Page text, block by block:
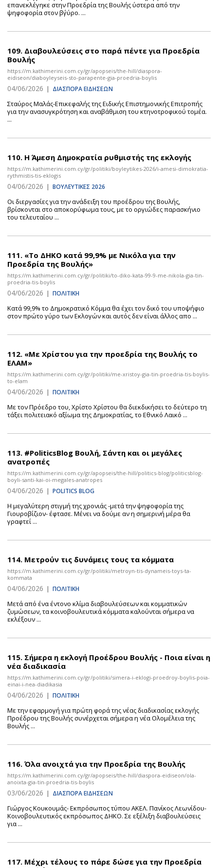
επανεκλέγηκε στην Προεδρία της Βουλής ύστερα από την
ψηφοφορία στον β΄γύρο. ...
109. Διαβουλεύσεις στο παρά πέντε για Προεδρία
Βουλής
https://m.kathimerini.com.cy/gr/apopseis/the-hill/diaspora-
eidiseon/diaboyleyseis-sto-parapente-gia-proedria-boylis
04/06/2026 | ΔΙΑΣΠΟΡΑ ΕΙΔΗΣΕΩΝ
Σταύρος Μαλάς-Επικεφαλής της Ειδικής Επιστημονικής Επιτροπής
για την ανασυγκρότηση και αναβάθμιση του κτηνοτροφικού τομέα.
...
110. Η Άμεση Δημοκρατία ρυθμιστής της εκλογής
https://m.kathimerini.com.cy/gr/politiki/boyleytikes-2026/i-amesi-dimokratia-
rythmistis-tis-eklogis
04/06/2026 | ΒΟΥΛΕΥΤΙΚΕΣ 2026
Οι διεργασίες για την ανάδειξη του προέδρου της Βουλής,
βρίσκονται στο αποκορύφωμα τους, με το οργιώδες παρασκήνιο
του τελευταίου ...
111. «Το ΔΗΚΟ κατά 99,9% με Νικόλα για την
Προεδρία της Βουλής»
https://m.kathimerini.com.cy/gr/politiki/to-diko-kata-99-9-me-nikola-gia-tin-
proedria-tis-boylis
04/06/2026 | ΠΟΛΙΤΙΚΗ
Κατά 99,9% το Δημοκρατικό Κόμμα θα έχει τον δικό του υποψήφιο
στον πρώτο γύρο των Εκλογών και αυτός δεν είναι άλλος απο ...
112. «Με Χρίστου για την προεδρία της Βουλής το
ΕΛΑΜ»
https://m.kathimerini.com.cy/gr/politiki/me-xristoy-gia-tin-proedria-tis-boylis-
to-elam
04/06/2026 | ΠΟΛΙΤΙΚΗ
Με τον Πρόεδρο του, Χρίστο Χρίστου θα διεκδικήσει το δεύτερο τη
τάξει πολιτειακό αξίωμα της Δημοκρατίας, το Εθνικό Λαικό ...
113. #PoliticsBlog Βουλή, Σάντη και οι μεγάλες
ανατροπές
https://m.kathimerini.com.cy/gr/apopseis/the-hill/politics-blog/politicsblog-
boyli-santi-kai-oi-megales-anatropes
04/06/2026 | POLITICS BLOG
Η μεγαλύτερη στιγμή της χρονιάς -μετά την ψηφοφορία της
Γιουροβίζιον- έφτασε. Μένει να δούμε αν η σημερινή μέρα θα
γραφτεί ...
114. Μετρούν τις δυνάμεις τους τα κόμματα
https://m.kathimerini.com.cy/gr/politiki/metroyn-tis-dynameis-toys-ta-
kommata
04/06/2026 | ΠΟΛΙΤΙΚΗ
Μετά από ένα έντονο κλίμα διαβουλεύσεων και κομματικών
ζυμώσεων, τα κοινοβουλευτικά κόμματα καλούνται σήμερα να
εκλέξουν ...
115. Σήμερα η εκλογή Προέδρου Βουλής - Ποια είναι η
νέα διαδικασία
https://m.kathimerini.com.cy/gr/politiki/simera-i-eklogi-proedroy-boylis-poia-
einai-i-nea-diadikasia
04/06/2026 | ΠΟΛΙΤΙΚΗ
Με την εφαρμογή για πρώτη φορά της νέας διαδικασίας εκλογής
Προέδρου της Βουλής συνέρχεται σήμερα η νέα Ολομέλεια της
Βουλής ...
116. Όλα ανοιχτά για την Προεδρία της Βουλής
https://m.kathimerini.com.cy/gr/apopseis/the-hill/diaspora-eidiseon/ola-
anoixta-gia-tin-proedria-tis-boylis
03/06/2026 | ΔΙΑΣΠΟΡΑ ΕΙΔΗΣΕΩΝ
Γιώργος Κουκουμάς- Εκπρόσωπος τύπου ΑΚΕΛ. Πανίκος Λεωνίδου-
Κοινοβουλευτικός εκπρόσωπος ΔΗΚΟ. Σε εξέλιξη διαβουλεύσεις
για ...
117. Μέχρι τέλους το πάρε δώσε για την Προεδρία